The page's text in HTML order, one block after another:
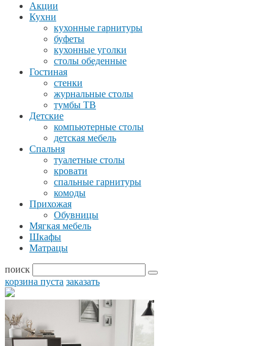
Акции
Кухни
кухонные гарнитуры
буфеты
кухонные уголки
столы обеденные
Гостиная
стенки
журнальные столы
тумбы ТВ
Детские
компьютерные столы
детская мебель
Спальня
туалетные столы
кровати
спальные гарнитуры
комоды
Прихожая
Обувницы
Мягкая мебель
Шкафы
Матрацы
поиск
корзина пуста заказать